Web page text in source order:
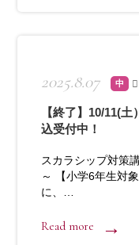
2025.8.07 中
【終了】10/11(
込受付中！
スカラシップ対策
～ 【小学6年生対
に、…
Read more